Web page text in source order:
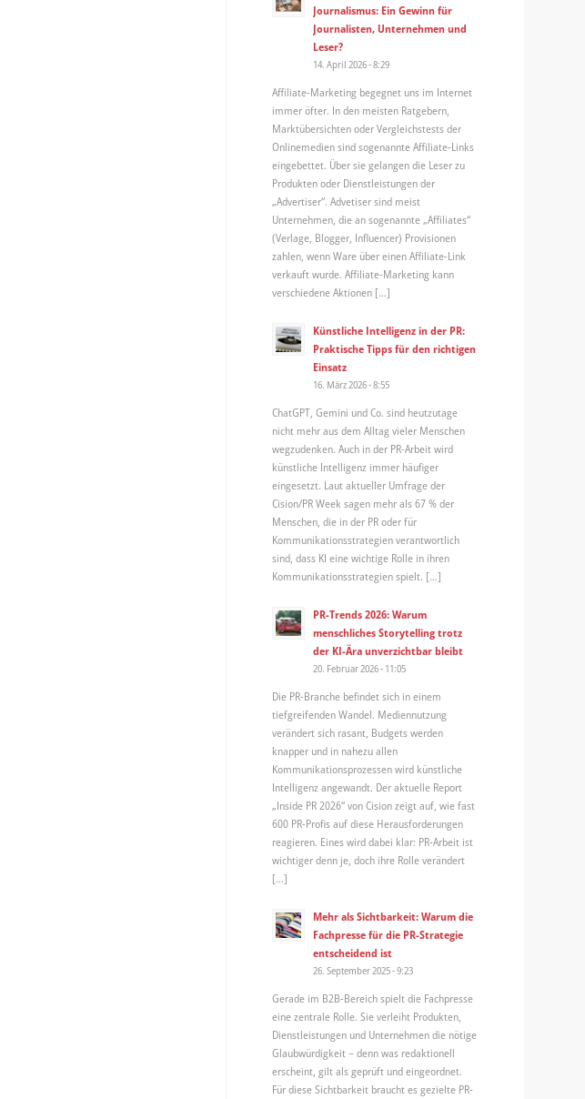
Journalismus: Ein Gewinn für
Journalisten, Unternehmen und
Leser?
14. April 2026 - 8:29
Affiliate-Marketing begegnet uns im Internet
immer öfter. In den meisten Ratgebern,
Marktübersichten oder Vergleichstests der
Onlinemedien sind sogenannte Affiliate-Links
eingebettet. Über sie gelangen die Leser zu
Produkten oder Dienstleistungen der
„Advertiser“. Advetiser sind meist
Unternehmen, die an sogenannte „Affiliates“
(Verlage, Blogger, Influencer) Provisionen
zahlen, wenn Ware über einen Affiliate-Link
verkauft wurde. Affiliate-Marketing kann
verschiedene Aktionen […]
Künstliche Intelligenz in der PR:
Praktische Tipps für den richtigen
Einsatz
16. März 2026 - 8:55
ChatGPT, Gemini und Co. sind heutzutage
nicht mehr aus dem Alltag vieler Menschen
wegzudenken. Auch in der PR-Arbeit wird
künstliche Intelligenz immer häufiger
eingesetzt. Laut aktueller Umfrage der
Cision/PR Week sagen mehr als 67 % der
Menschen, die in der PR oder für
Kommunikationsstrategien verantwortlich
sind, dass KI eine wichtige Rolle in ihren
Kommunikationsstrategien spielt. […]
PR-Trends 2026: Warum
menschliches Storytelling trotz
der KI-Ära unverzichtbar bleibt
20. Februar 2026 - 11:05
Die PR-Branche befindet sich in einem
tiefgreifenden Wandel. Mediennutzung
verändert sich rasant, Budgets werden
knapper und in nahezu allen
Kommunikationsprozessen wird künstliche
Intelligenz angewandt. Der aktuelle Report
„Inside PR 2026“ von Cision zeigt auf, wie fast
600 PR-Profis auf diese Herausforderungen
reagieren. Eines wird dabei klar: PR-Arbeit ist
wichtiger denn je, doch ihre Rolle verändert
[…]
Mehr als Sichtbarkeit: Warum die
Fachpresse für die PR-Strategie
entscheidend ist
26. September 2025 - 9:23
Gerade im B2B-Bereich spielt die Fachpresse
eine zentrale Rolle. Sie verleiht Produkten,
Dienstleistungen und Unternehmen die nötige
Glaubwürdigkeit – denn was redaktionell
erscheint, gilt als geprüft und eingeordnet.
Für diese Sichtbarkeit braucht es gezielte PR-